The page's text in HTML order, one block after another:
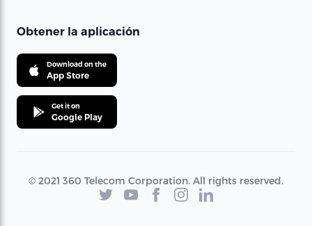
Obtener la aplicación
Download on the
App Store
Get it on
Google Play
© 2021 360 Telecom Corporation. All rights reserved.